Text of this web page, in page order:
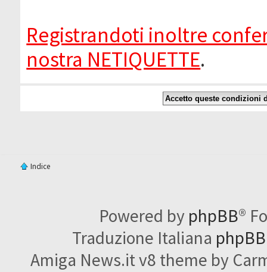
Registrandoti inoltre
nostra NETIQUETTE.
Indice
Powered by phpBB®
Traduzione Italiana
Amiga News.it v8 theme by